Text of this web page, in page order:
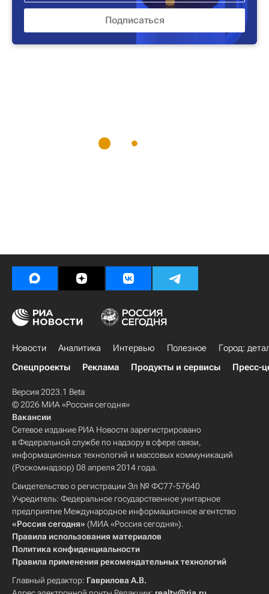
Новости Аналитика Интервью Полезное
Город:
Спецпроекты
Реклама Продукты и сервисы Пресс-
Версия 2023.1 Beta
© 2026 МИА «Россия сегодня»
Вакансии
Сетевое издание РИА Новости зарегистрировано
в Федеральной службе по надзору в сфере связи,
информационных технологий и массовых коммуникаций
(Роскомнадзор) 08 апреля 2014 года.
Свидетельство о регистрации Эл № ФС77-57640
Учредитель: Федеральное государственное унитарное
предприятие Международное информационное агентство
«Россия сегодня» (МИА «Россия сегодня»).
Правила использования материалов
Политика конфиденциальности
Правила применения рекомендательных технологий
Главный редактор: Гаврилова А.В.